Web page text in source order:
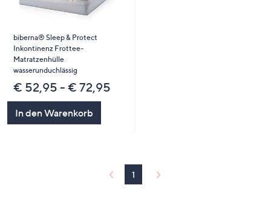
biberna® Sleep & Protect
Inkontinenz Frottee-
Matratzenhülle
wasserunduchlässig
€ 52,95 - € 72,95
In den Warenkorb
1